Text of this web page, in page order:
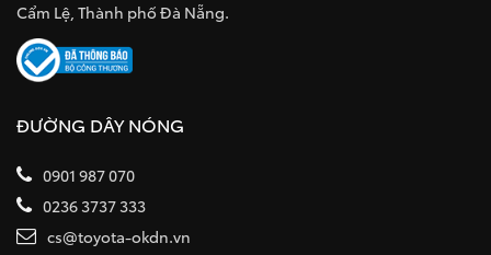
Cẩm Lệ, Thành phố Đà Nẵng.
ĐƯỜNG DÂY NÓNG
0901 987 070
0236 3737 333
cs@toyota-okdn.vn